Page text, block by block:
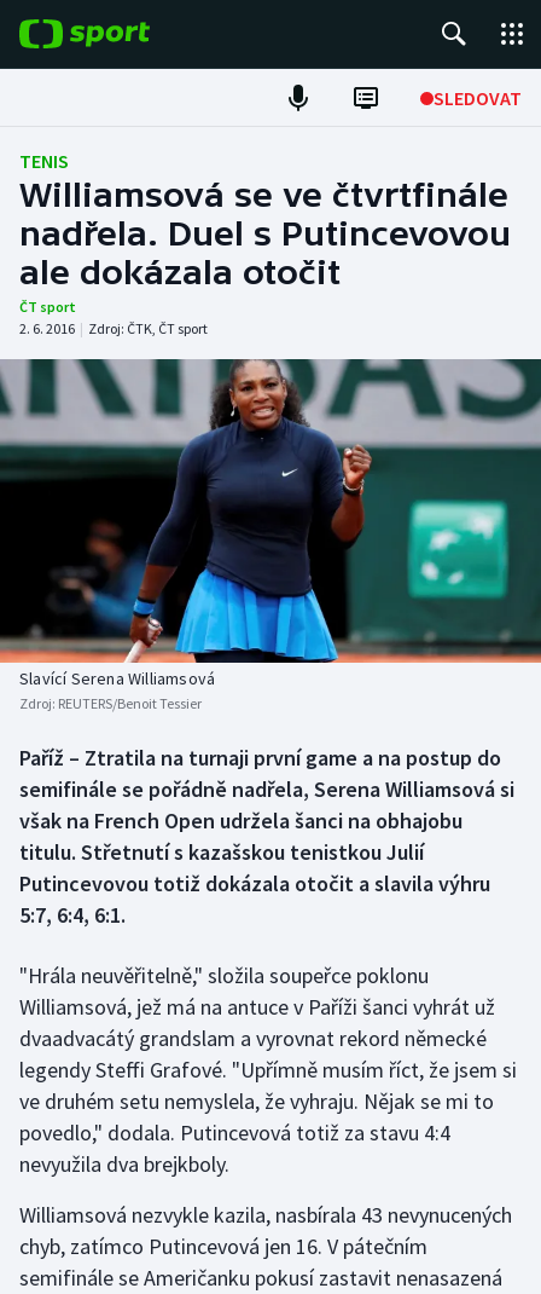
SLEDOVAT
ME v atletice
ME v plavání
Fotbal
Hokej
Tenis
DALŠÍ SPORTY
Americký fotbal
Atletika
Baseball a softbal
Basketbal
Boby a skeleton
Box
Curling
Cyklistika
Florbal
Futsal
Gymnastika
Soutěže
Historické návraty
Aplikace ČT sport
TENIS
Williamsová se ve čtvrtfinále
nadřela. Duel s Putincevovou
ale dokázala otočit
ČT sport
2. 6. 2016 | Zdroj: ČTK, ČT sport
Slavící Serena Williamsová
Zdroj: REUTERS/Benoit Tessier
Paříž – Ztratila na turnaji první game a na postup do
semifinále se pořádně nadřela, Serena Williamsová si
však na French Open udržela šanci na obhajobu
titulu. Střetnutí s kazašskou tenistkou Julií
Putincevovou totiž dokázala otočit a slavila výhru
5:7, 6:4, 6:1.
"Hrála neuvěřitelně," složila soupeřce poklonu
Williamsová, jež má na antuce v Paříži šanci vyhrát už
dvaadvacátý grandslam a vyrovnat rekord německé
legendy Steffi Grafové. "Upřímně musím říct, že jsem si
ve druhém setu nemyslela, že vyhraju. Nějak se mi to
povedlo," dodala. Putincevová totiž za stavu 4:4
nevyužila dva brejkboly.
Williamsová nezvykle kazila, nasbírala 43 nevynucených
chyb, zatímco Putincevová jen 16. V pátečním
semifinále se Američanku pokusí zastavit nenasazená